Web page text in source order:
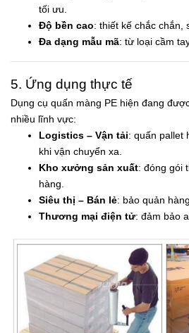
tối ưu.
Độ bền cao: thiết kế chắc chắn,
Đa dạng mẫu mã: từ loại cầm
5. Ứng dụng thực tế
Dụng cụ quấn màng PE hiện đang
nhiều lĩnh vực:
Logistics – Vận tải: quấn pallet
khi vận chuyển xa.
Kho xưởng sản xuất: đóng gói
hàng.
Siêu thị – Bán lẻ: bảo quản
Thương mại điện tử: đảm bảo